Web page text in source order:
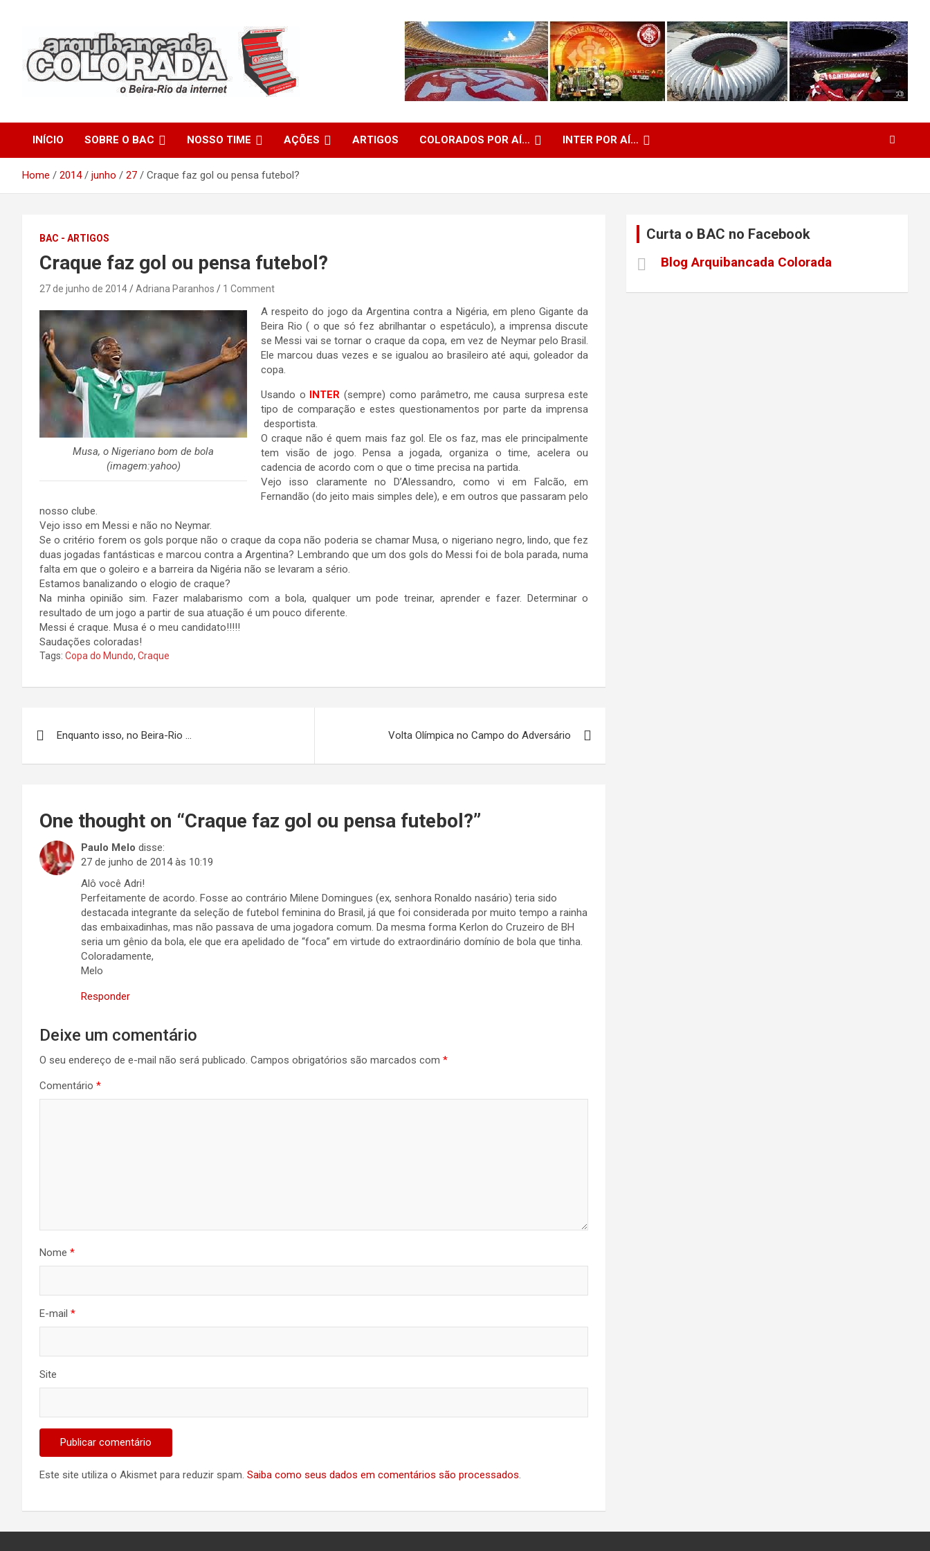
Arquibancada Colorada
INÍCIO SOBRE O BAC NOSSO TIME AÇÕES ARTIGOS COLORADOS POR AÍ… INTER POR AÍ…
Home 2014 junho 27 Craque faz gol ou pensa futebol?
BAC - ARTIGOS
Craque faz gol ou pensa futebol?
27 de junho de 2014 Adriana Paranhos 1 Comment
Musa, o Nigeriano bom de bola
(imagem:yahoo)
A respeito do jogo da Argentina contra a Nigéria, em pleno Gigante da
Beira Rio ( o que só fez abrilhantar o espetáculo), a imprensa discute
se Messi vai se tornar o craque da copa, em vez de Neymar pelo Brasil.
Ele marcou duas vezes e se igualou ao brasileiro até aqui, goleador da
copa.
Usando o INTER (sempre) como parâmetro, me causa surpresa este
tipo de comparação e estes questionamentos por parte da imprensa
desportista.
O craque não é quem mais faz gol. Ele os faz, mas ele principalmente
tem visão de jogo. Pensa a jogada, organiza o time, acelera ou
cadencia de acordo com o que o time precisa na partida.
Vejo isso claramente no D’Alessandro, como vi em Falcão, em
Fernandão (do jeito mais simples dele), e em outros que passaram pelo
nosso clube.
Vejo isso em Messi e não no Neymar.
Se o critério forem os gols porque não o craque da copa não poderia se chamar Musa, o nigeriano negro, lindo, que fez
duas jogadas fantásticas e marcou contra a Argentina? Lembrando que um dos gols do Messi foi de bola parada, numa
falta em que o goleiro e a barreira da Nigéria não se levaram a sério.
Estamos banalizando o elogio de craque?
Na minha opinião sim. Fazer malabarismo com a bola, qualquer um pode treinar, aprender e fazer. Determinar o
resultado de um jogo a partir de sua atuação é um pouco diferente.
Messi é craque. Musa é o meu candidato!!!!!
Saudações coloradas!
Tags: Copa do Mundo, Craque
de
Enquanto isso, no Beira-Rio … Volta Olímpica no Campo do Adversário
One thought on “Craque faz gol ou pensa futebol?”
Paulo Melo disse:
27 de junho de 2014 às 10:19
Alô você Adri!
Perfeitamente de acordo. Fosse ao contrário Milene Domingues (ex, senhora Ronaldo nasário) teria sido
destacada integrante da seleção de futebol feminina do Brasil, já que foi considerada por muito tempo a rainha
das embaixadinhas, mas não passava de uma jogadora comum. Da mesma forma Kerlon do Cruzeiro de BH
seria um gênio da bola, ele que era apelidado de “foca” em virtude do extraordinário domínio de bola que tinha.
Coloradamente,
Melo
Responder
Deixe um comentário
O seu endereço de e-mail não será publicado. Campos obrigatórios são marcados com *
Comentário *
Nome *
E-mail *
Site
Este site utiliza o Akismet para reduzir spam. Saiba como seus dados em comentários são processados.
Curta o BAC no Facebook
Blog Arquibancada Colorada